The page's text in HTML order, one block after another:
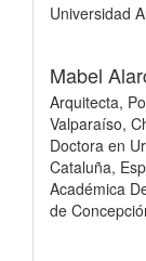
Universidad
Mabel
Arquitecta,
Valparaíso,
Doctora en
Cataluña,
Académica
de